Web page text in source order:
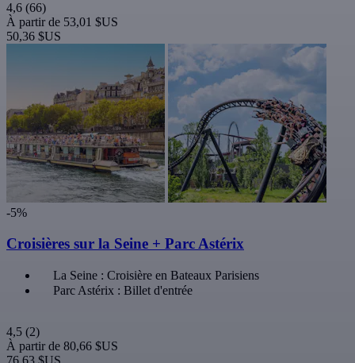
4,6 (66)
À partir de 53,01 $US
50,36 $US
-5%
Croisières sur la Seine + Parc Astérix
La Seine : Croisière en Bateaux Parisiens
Parc Astérix : Billet d'entrée
4,5 (2)
À partir de 80,66 $US
76,63 $US